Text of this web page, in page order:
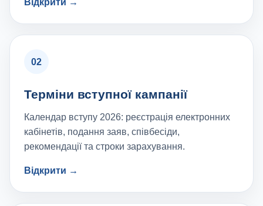
Відкрити →
02
Терміни вступної кампанії
Календар вступу 2026: реєстрація електронних
кабінетів, подання заяв, співбесіди,
рекомендації та строки зарахування.
Відкрити →